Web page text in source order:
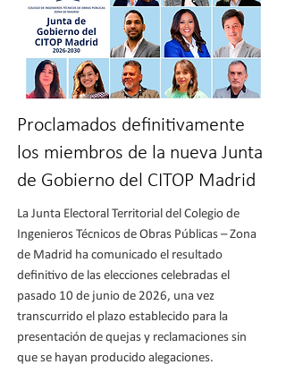
Proclamados definitivamente
los miembros de la nueva Junta
de Gobierno del CITOP Madrid
La Junta Electoral Territorial del Colegio de
Ingenieros Técnicos de Obras Públicas – Zona
de Madrid ha comunicado el resultado
definitivo de las elecciones celebradas el
pasado 10 de junio de 2026, una vez
transcurrido el plazo establecido para la
presentación de quejas y reclamaciones sin
que se hayan producido alegaciones.